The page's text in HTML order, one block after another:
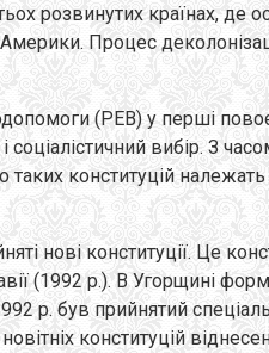
розвинутих країнах,
Америки. Процес
(РЕВ) у перші
вибір. З
конституцій
нові конституції. Це
(1992 р.). В Угорщині
p. був прийнятий
конституцій